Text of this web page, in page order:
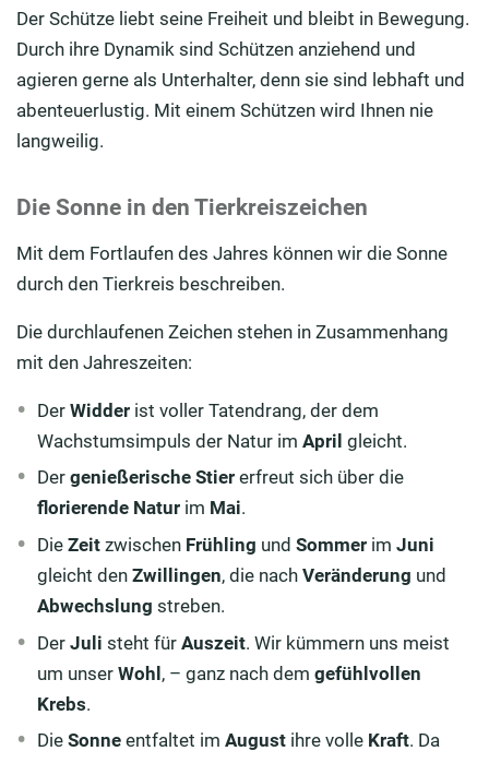
Der Schütze liebt seine Freiheit und bleibt in Bewegung.
Durch ihre Dynamik sind Schützen anziehend und
agieren gerne als Unterhalter, denn sie sind lebhaft und
abenteuerlustig. Mit einem Schützen wird Ihnen nie
langweilig.
Die Sonne in den Tierkreiszeichen
Mit dem Fortlaufen des Jahres können wir die Sonne
durch den Tierkreis beschreiben.
Die durchlaufenen Zeichen stehen in Zusammenhang
mit den Jahreszeiten:
DerWidder ist voller Tatendrang, der dem
Wachstumsimpuls der Natur imApril gleicht.
Dergenießerische Stier erfreut sich über die
florierende Natur im Mai.
DieZeit zwischen Frühling undSommer imJuni
gleicht denZwillingen, die nachVeränderung und
Abwechslung streben.
DerJuli steht fürAuszeit. Wir kümmern uns meist
um unserWohl, – ganz nach demgefühlvollen
Krebs.
DieSonne entfaltet imAugust ihre volle Kraft. Da